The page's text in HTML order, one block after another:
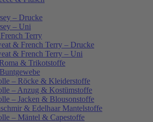
– Drucke
– Uni
Terry
& French Terry – Drucke
& French Terry – Uni
& Trikotstoffe
– Röcke & Kleiderstoffe
– Anzug & Kostümstoffe
– Jacken & Blousonstoffe
& Edelhaar Mantelstoffe
– Mäntel & Capestoffe